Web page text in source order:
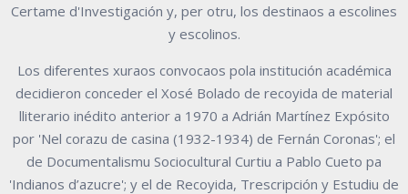
Certame d'Investigación y, per otru, los destinaos a escolines
y escolinos.
Los diferentes xuraos convocaos pola institución académica
decidieron conceder el Xosé Bolado de recoyida de material
lliterario inédito anterior a 1970 a Adrián Martínez Expósito
por 'Nel corazu de casina (1932-1934) de Fernán Coronas'; el
de Documentalismu Sociocultural Curtiu a Pablo Cueto pa
'Indianos d’azucre'; y el de Recoyida, Trescripción y Estudiu de